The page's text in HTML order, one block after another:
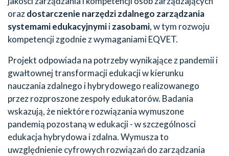
orazdostarczenie narzędzi zdalnego zarządzania
systemami edukacyjnymiizasobami, w tym rozwoju
kompetencji zgodnie z wymaganiami EQVET.
Projekt odpowiada na potrzeby wynikające z pandemii i
gwałtownej transformacji edukacji w kierunku
nauczania zdalnego i hybrydowego realizowanego
przez rozproszone zespoły edukatorów. Badania
wskazują, że niektóre rozwiązania wymuszone
pandemią pozostaną w edukacji - w szczególnosci
edukacja hybrydowa i zdalna. Wymusza to
uwzględnienie cyfrowych rozwiązań do zarządzania